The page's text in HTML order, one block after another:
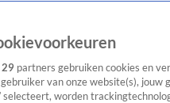
29 partners gebruiken cookies en
van onze website(s), jouw
selecteert, worden